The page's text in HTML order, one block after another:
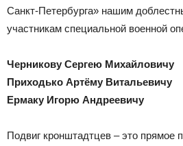
Санкт-Петербурга» нашим
участникам специальной военной
Черникову Сергею Михайловичу
Приходько Артёму Витальевичу
Ермаку Игорю Андреевичу
Подвиг кронштадтцев – это прямое